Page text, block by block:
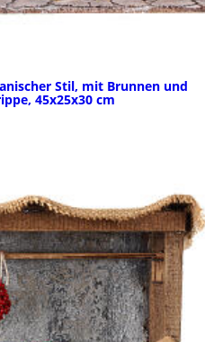
Stil, mit Brunnen und
45x25x30 cm